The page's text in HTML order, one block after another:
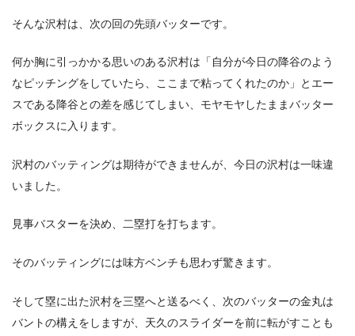
そんな沢村は、次の回の先頭バッターです。
何か胸に引っかかる思いのある沢村は「自分が今日の降谷のよう
なピッチングをしていたら、ここまで粘ってくれたのか」とエー
スである降谷との差を感じてしまい、モヤモヤしたままバッター
ボックスに入ります。
沢村のバッティングは期待ができませんが、今日の沢村は一味違
いました。
見事バスターを決め、二塁打を打ちます。
そのバッティングには味方ベンチも思わず驚きます。
そして塁に出た沢村を三塁へと送るべく、次のバッターの金丸は
バントの構えをしますが、天久のスライダーを前に転がすことも